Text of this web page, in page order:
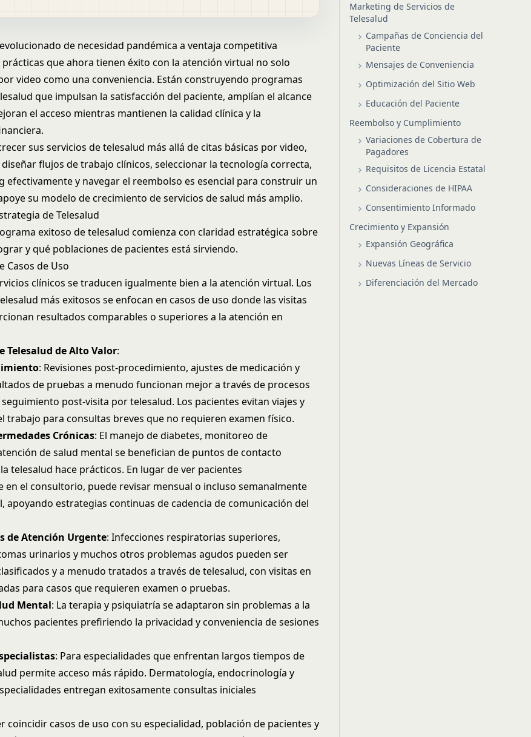
de necesidad pandémica a ventaja competitiva
prácticas que ahora tienen éxito con la atención virtual no solo
video como una conveniencia. Están construyendo programas
que impulsan la satisfacción del paciente, amplían el alcance
el acceso mientras mantienen la calidad clínica y la
sus servicios de telesalud más allá de citas básicas por video,
flujos de trabajo clínicos, seleccionar la tecnología correcta,
efectivamente y navegar el reembolso es esencial para construir un
su modelo de crecimiento de servicios de salud más amplio.
de Telesalud
exitoso de telesalud comienza con claridad estratégica sobre
y qué poblaciones de pacientes está sirviendo.
Casos de Uso
clínicos se traducen igualmente bien a la atención virtual. Los
más exitosos se enfocan en casos de uso donde las visitas
resultados comparables o superiores a la atención en
Telesalud de Alto Valor:
: Revisiones post-procedimiento, ajustes de medicación y
de pruebas a menudo funcionan mejor a través de procesos
seguimiento post-visita por telesalud. Los pacientes evitan viajes y
trabajo para consultas breves que no requieren examen físico.
Crónicas: El manejo de diabetes, monitoreo de
de salud mental se benefician de puntos de contacto
telesalud hace prácticos. En lugar de ver pacientes
el consultorio, puede revisar mensual o incluso semanalmente
apoyando estrategias continuas decadencia de comunicación del
de Atención Urgente: Infecciones respiratorias superiores,
urinarios y muchos otros problemas agudos pueden ser
y a menudo tratados a través de telesalud, con visitas en
para casos que requieren examen o pruebas.
Mental: La terapia y psiquiatría se adaptaron sin problemas a la
pacientes prefiriendo la privacidad y conveniencia de sesiones
: Para especialidades que enfrentan largos tiempos de
permite acceso más rápido. Dermatología, endocrinología y
entregan exitosamente consultas iniciales
coincidir casos de uso con su especialidad, población de pacientes y
Marketing de Servicios de
Telesalud
Campañas de Conciencia del
Paciente
Mensajes de Conveniencia
Optimización del Sitio Web
Educación del Paciente
Reembolso y Cumplimiento
Variaciones de Cobertura de
Pagadores
Requisitos de Licencia Estatal
Consideraciones de HIPAA
Consentimiento Informado
Crecimiento y Expansión
Expansión Geográfica
Nuevas Líneas de Servicio
Diferenciación del Mercado